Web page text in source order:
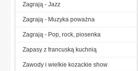
Zagrają - Jazz
Zagrają - Muzyka poważna
Zagrają - Pop, rock, piosenka
Zapasy z francuską kuchnią
Zawody i wielkie kozackie show